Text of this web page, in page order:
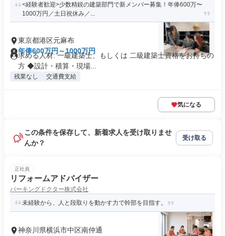
<経験者歓迎>少数精鋭の建築部門で新メンバー募集！年俸600万〜
1000万円／土日祝休み／...
東京都港区元麻布
年俸600万円～1000万円
求める人材: 一級建築士、もしくは 二級建築士資格をお持ちの
方 ◆設計・積算・現場...
残業なし 交通費支給
気になる
この条件を保存して、新着求人を受け取りませ
んか？
受け取る
正社員
リフォームアドバイザー
パーキングドクター株式会社
未経験から、人と段取りを動かす力で幹部を目指す。
神奈川県横浜市中区南仲通